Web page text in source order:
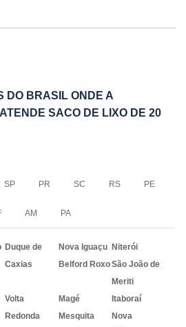
DO BRASIL ONDE A
SACO DE LIXO DE 20
SP PR SC RS PE
AM PA
Duque de
Caxias
Nova Iguaçu Niterói
Belford RoxoSão João de
Meriti
Volta
Redonda
Magé
Itaboraí
Mesquita
Nova